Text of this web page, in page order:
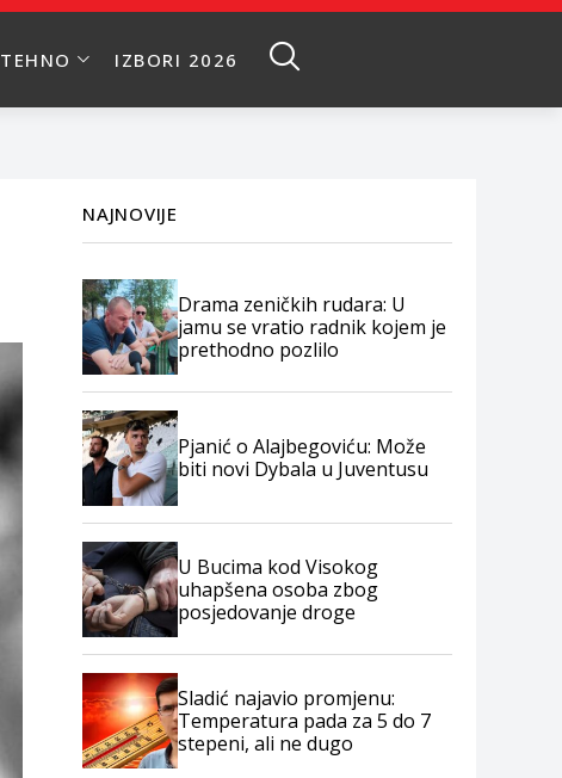
TEHNO IZBORI 2026
NAJNOVIJE
Drama zeničkih rudara: U
jamu se vratio radnik kojem je
prethodno pozlilo
Pjanić o Alajbegoviću: Može
biti novi Dybala u Juventusu
U Bucima kod Visokog
uhapšena osoba zbog
posjedovanje droge
Sladić najavio promjenu:
Temperatura pada za 5 do 7
stepeni, ali ne dugo